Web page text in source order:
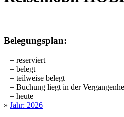
Belegungsplan:
= reserviert
= belegt
= teilweise belegt
= Buchung liegt in der
= heute
» Jahr: 2026